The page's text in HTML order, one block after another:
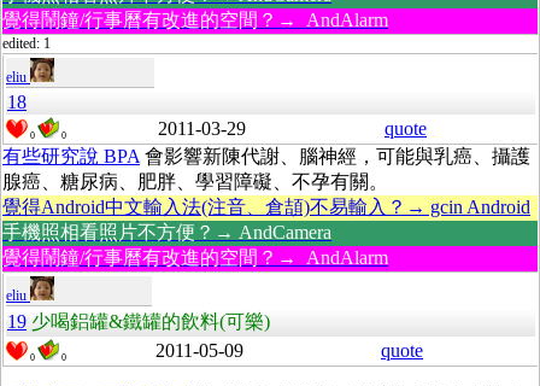
覺得鬧鐘/行事曆有改進的空間？→ AndAlarm
edited: 1
eliu
18
0 0 2011-03-29
quote
有些研究說 BPA會影響新陳代謝、腦神經，可能與乳癌、攝護
腺癌、糖尿病、肥胖、學習障礙、不孕有關。
覺得Android中文輸入法(注音、倉頡)不易輸入？→ gcin Android
手機照相看照片不方便？→ AndCamera
覺得鬧鐘/行事曆有改進的空間？→ AndAlarm
eliu
19 少喝鋁罐&鐵罐的飲料(可樂)
0 0 2011-05-09 quote